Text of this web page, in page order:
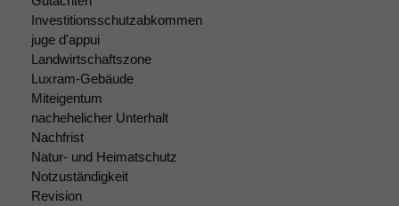
Investitionsschutzabkommen
juge d'appui
Landwirtschaftszone
Luxram-Gebäude
Miteigentum
nachehelicher Unterhalt
Nachfrist
Natur- und Heimatschutz
Notzuständigkeit
Revision